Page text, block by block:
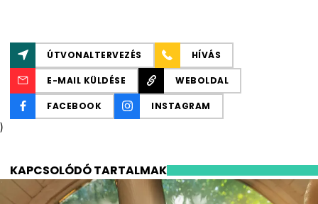
ÚTVONALTERVEZÉS HÍVÁS
E-MAIL KÜLDÉSE WEBOLDAL
FACEBOOK INSTAGRAM
)
KAPCSOLÓDÓ TARTALMAK